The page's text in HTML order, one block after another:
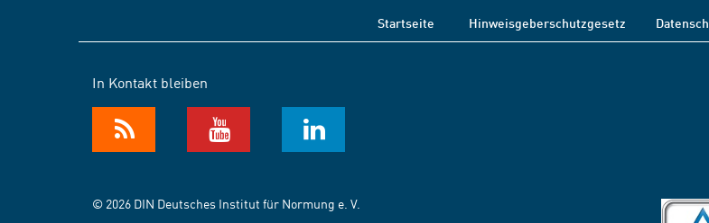
Startseite Hinweisgeberschutzgesetz
In Kontakt bleiben
© 2026 DIN Deutsches Institut für Normung e. V.